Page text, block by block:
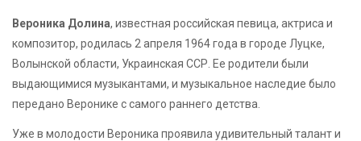
Вероника Долина, известная российская певица, актриса и
композитор, родилась 2 апреля 1964 года в городе Луцке,
Волынской области, Украинская ССР. Ее родители были
выдающимися музыкантами, и музыкальное наследие было
передано Веронике с самого раннего детства.
Уже в молодости Вероника проявила удивительный талант и